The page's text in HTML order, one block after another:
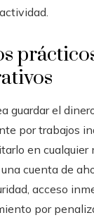
guardar el
por trabajos
en cualquier
cuenta de
acceso
por